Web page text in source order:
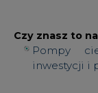
Czy znasz to
Pompy
inwestycji i